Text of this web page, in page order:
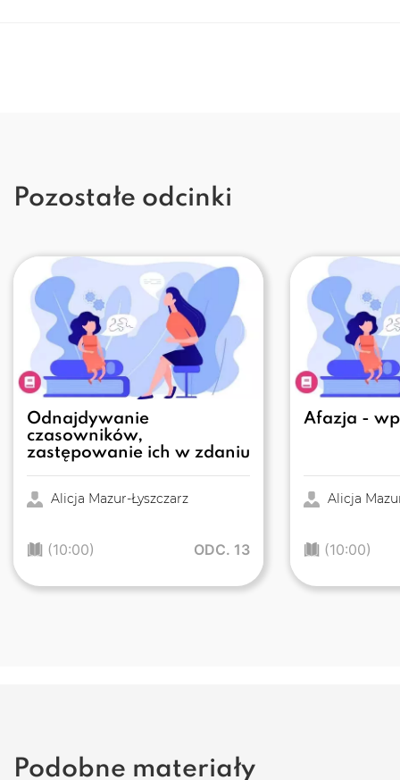
Pozostałe odcinki
Odnajdywanie
czasowników,
zastępowanie ich w zdaniu
Alicja Mazur-Łyszczarz
(10:00) ODC. 13
Afazja -
Alicja
(10:00)
Podobne materiały